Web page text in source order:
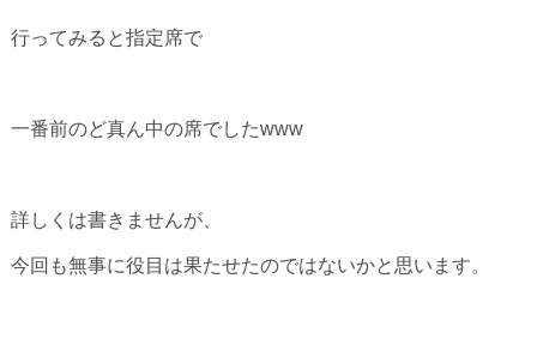
行ってみると指定席で
一番前のど真ん中の席でしたwww
詳しくは書きませんが、
今回も無事に役目は果たせたのではないかと思います。